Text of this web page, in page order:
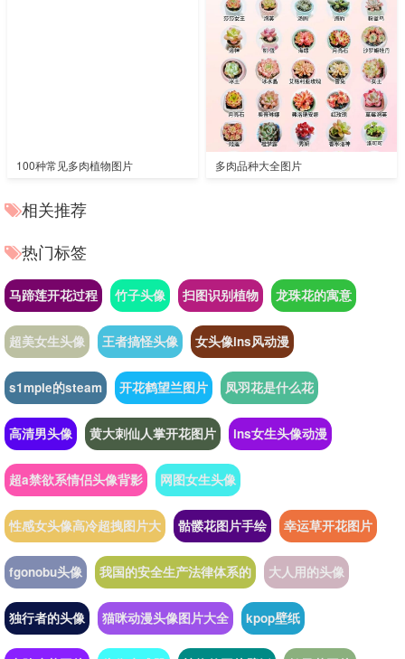
100种常见多肉植物图片 多肉品种大全图片
相关推荐
热门标签
马蹄莲开花过程 竹子头像 扫图识别植物 龙珠花的寓意
超美女生头像 王者搞怪头像 女头像ins风动漫
s1mple的steam 开花鹤望兰图片 凤羽花是什么花
高清男头像 黄大刺仙人掌开花图片 ins女生头像动漫
超a禁欲系情侣头像背影 网图女生头像
性感女头像高冷超拽图片大 骷髅花图片手绘 幸运草开花图片
fgonobu头像 我国的安全生产法律体系的 大人用的头像
独行者的头像 猫咪动漫头像图片大全 kpop壁纸